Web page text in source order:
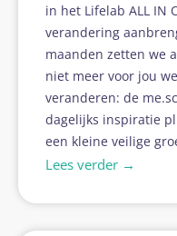
in het Lifelab ALL IN
verandering
maanden zetten we
niet meer voor jou
veranderen: de
dagelijks inspiratie
een kleine veilige
Lees verder →